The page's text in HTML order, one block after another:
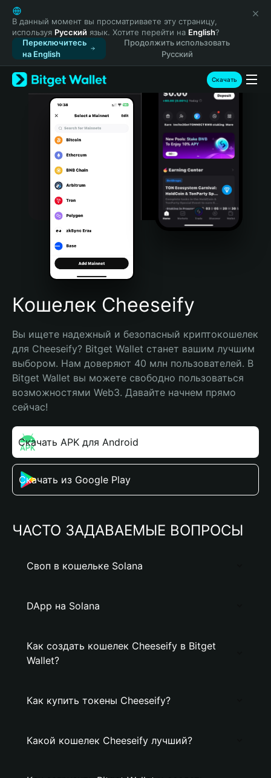
English
日本語
Tiếng Việt
Русский
Español (Latinoamérica)
Türkçe
Italiano
Português (Portugal)
Bahasa Indonesia
Português (Brasil)
Español (Argentina)
В данный момент вы просматриваете эту страницу,
используя Русский язык. Хотите перейти на English?
Переключитесь
на English
Продолжить использовать
Русский
Скачать
Кошелек Cheeseify
Вы ищете надежный и безопасный криптокошелек
для Cheeseify? Bitget Wallet станет вашим лучшим
выбором. Нам доверяют 40 млн пользователей. В
Bitget Wallet вы можете свободно пользоваться
возможностями Web3. Давайте начнем прямо
сейчас!
Скачать APK для Android
Скачать из Google Play
ЧАСТО ЗАДАВАЕМЫЕ ВОПРОСЫ
Своп в кошельке Solana
DApp на Solana
Как создать кошелек Cheeseify в Bitget
Wallet?
Как купить токены Cheeseify?
Какой кошелек Cheeseify лучший?